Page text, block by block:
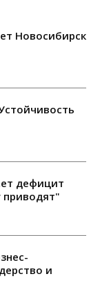
Новосибирск
дефицит
приводят"
и